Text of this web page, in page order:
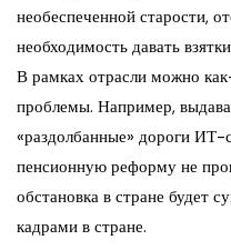
необеспеченной старости,
необходимость давать
В рамках отрасли можно
проблемы. Например,
«раздолбанные» дороги ИТ-
пенсионную реформу не
обстановка в стране будет
кадрами в стране.